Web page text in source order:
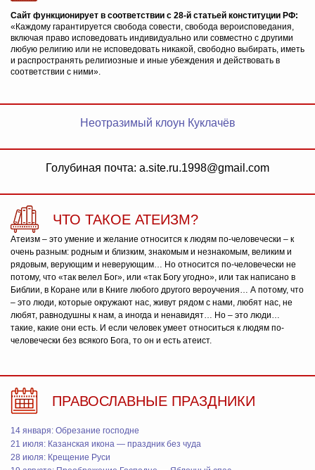
Сайт функционирует в соответствии с 28-й статьей конституции РФ:
«Каждому гарантируется свобода совести, свобода вероисповедания,
включая право исповедовать индивидуально или совместно с другими
любую религию или не исповедовать никакой, свободно выбирать, иметь
и распространять религиозные и иные убеждения и действовать в
соответствии с ними».
Неотразимый клоун Куклачёв
Голубиная почта: a.site.ru.1998@gmail.com
ЧТО ТАКОЕ АТЕИЗМ?
Атеизм – это умение и желание относится к людям по-человечески – к
очень разным: родным и близким, знакомым и незнакомым, великим и
рядовым, верующим и неверующим… Но относится по-человечески не
потому, что «так велел Бог», или «так Богу угодно», или так написано в
Библии, в Коране или в Книге любого другого вероучения… А потому, что
– это люди, которые окружают нас, живут рядом с нами, любят нас, не
любят, равнодушны к нам, а иногда и ненавидят… Но – это люди…
такие, какие они есть. И если человек умеет относиться к людям по-
человечески без всякого Бога, то он и есть атеист.
ПРАВОСЛАВНЫЕ ПРАЗДНИКИ
14 января: Обрезание господне
21 июля: Казанская икона — праздник без чуда
28 июля: Крещение Руси